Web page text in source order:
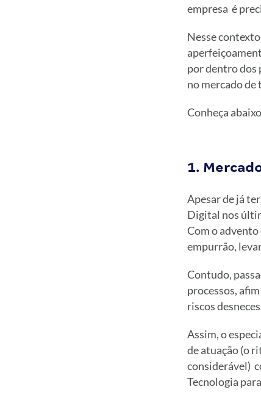
empresa é
Nesse
por dentro dos
no mercado de
Conheça
1.
Apesar de já
Digital nos
Com o advento
empurrão,
Contudo,
processos,
riscos
Assim, o
de atuação (o
considerável)
Tecnologia